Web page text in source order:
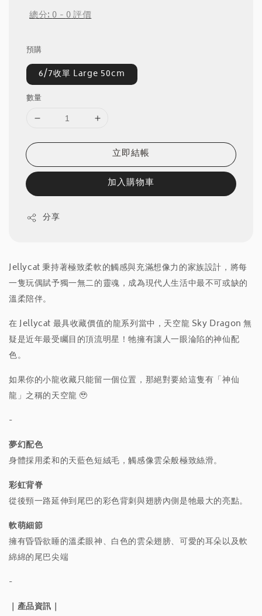
總分:0-0評價
預購
6/7收單 Large 50cm
數量
立即結帳
加入購物車
分享
Jellycat 秉持著極致柔軟的觸感與充滿想像力的家族設計，將每
一隻玩偶賦予獨一無二的靈魂，成為現代人生活中最不可或缺的
溫柔陪伴。
在 Jellycat 最具收藏價值的龍系列當中，天空龍 Sky Dragon 無
疑是近年最受矚目的頂流明星！牠擁有讓人一眼淪陷的神仙配
色。
如果你的小龍收藏只能留一個位置，那絕對要給這隻有「神仙
龍」之稱的天空龍 🥹
-
夢幻配色
身體採用柔和的天藍色短絨毛，觸感像雲朵般極致絲滑。
彩虹背脊
從後頸一路延伸到尾巴的彩色背刺與翅膀內側是牠最大的亮點。
軟萌細節
擁有昏昏欲睡的溫柔眼神、白色的雲朵翅膀、可愛的耳朵以及軟
綿綿的尾巴尖端
-
｜產品資訊｜